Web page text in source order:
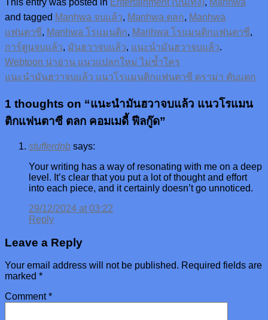
and tagged Manhwa จบแล้ว, Manhwa ตลก, Manhwa
แฟนตาซี, Manhwa โรแมนติก, Manhwa โรแมนติกแฟนตาซี,
การ์ตูนจบแล้ว, มันฮวาจบแล้ว, แนะนำมันฮวาจบแล้ว.
Webtoon น่าอ่าน แนวแปลกใหม่ ไม่ซ้ำใคร
แนะนำมันฮวาจบแล้ว แนวโรแมนติกแฟนตาซี ดราม่า ตับแตก
1 thoughts on “แนะนำมันฮวาจบแล้ว แนวโรแมน
ติกแฟนตาซี ตลก คอมเมดี้ ฟีลกู๊ด”
stufferdnb says:
Your writing has a way of resonating with me on a deep
level. It’s clear that you put a lot of thought and effort
into each piece, and it certainly doesn’t go unnoticed.
29/12/2024 at 03:22
Reply
Leave a Reply
Your email address will not be published. Required fields are
marked *
Comment*